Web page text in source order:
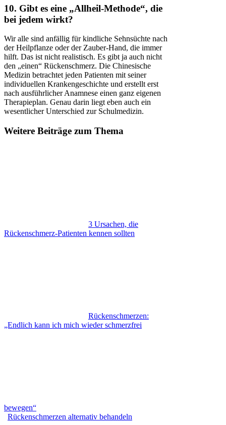
10. Gibt es eine „Allheil-Methode“, die
bei jedem wirkt?
Wir alle sind anfällig für kindliche Sehnsüchte nach
der Heilpflanze oder der Zauber-Hand, die immer
hilft. Das ist nicht realistisch. Es gibt ja auch nicht
den „einen“ Rückenschmerz. Die Chinesische
Medizin betrachtet jeden Patienten mit seiner
individuellen Krankengeschichte und erstellt erst
nach ausführlicher Anamnese einen ganz eigenen
Therapieplan. Genau darin liegt eben auch ein
wesentlicher Unterschied zur Schulmedizin.
Weitere Beiträge zum Thema
3 Ursachen, die
Rückenschmerz-Patienten kennen sollten
Rückenschmerzen:
„Endlich kann ich mich wieder schmerzfrei
bewegen“
Rückenschmerzen alternativ behandeln